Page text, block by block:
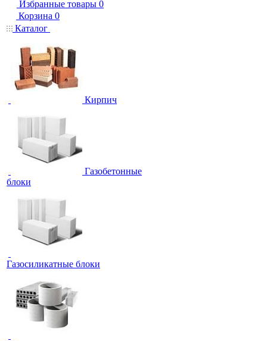
Избранные товары 0
Корзина 0
Каталог
Кирпич
Газобетонные
блоки
Газосиликатные блоки